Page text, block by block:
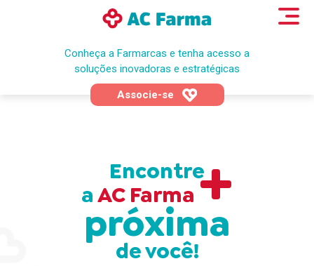
Conheça a Farmarcas e tenha acesso a
soluções inovadoras e estratégicas
Associe-se
Encontre
aAC Farma +
próxima
de você!